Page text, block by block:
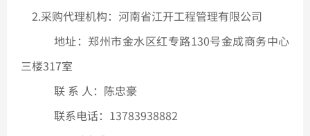
2.采购代理机构：河南省江开工程管理有限公司
地址：郑州市金水区红专路130号金成商务中心
三楼317室
联 系 人： 陈忠豪
联系电话：13783938882